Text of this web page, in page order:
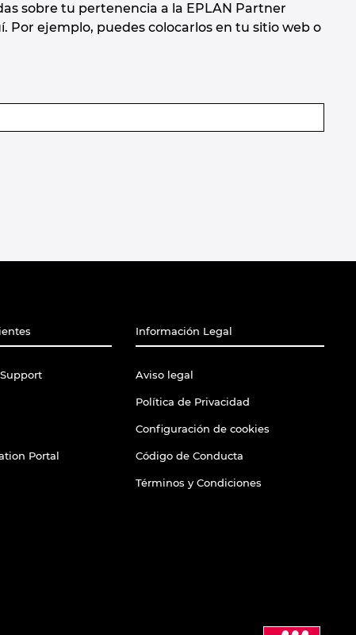
sobre tu pertenencia a la EPLAN Partner
ejemplo, puedes colocarlos en tu sitio web o
Portal
Información Legal
Aviso legal
Política de Privacidad
Configuración de cookies
Código de Conducta
Términos y Condiciones